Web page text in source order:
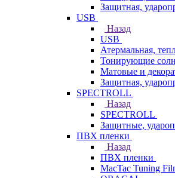
Защитная,
USB
Назад
USB
Атермальная,
Тонирующие
Матовые и
Защитная,
SPECTROLL
Назад
SPECTROLL
Защитные,
ПВХ пленки
Назад
ПВХ пленки
MacTac Tuning